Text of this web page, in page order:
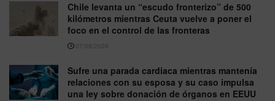
Chile levanta un “escudo fronterizo” de 500
kilómetros mientras Ceuta vuelve a poner el
foco en el control de las fronteras
07/08/2026
Sufre una parada cardiaca mientras mantenía
relaciones con su esposa y su caso impulsa
una ley sobre donación de órganos en EEUU